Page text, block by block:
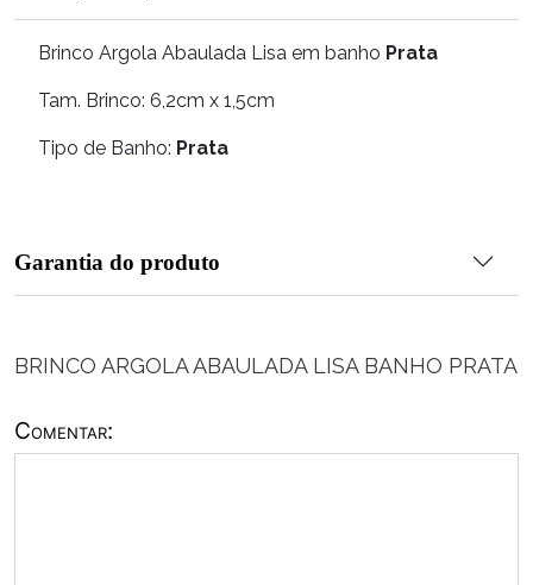
Brinco Argola Abaulada Lisa em banho Prata
Tam. Brinco: 6,2cm x 1,5cm
Tipo de Banho: Prata
Garantia do produto
BRINCO ARGOLA ABAULADA LISA BANHO PRATA
Comentar: